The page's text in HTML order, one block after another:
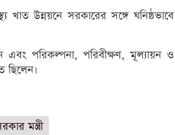
খাত উন্নয়নে সরকারের সঙ্গে ঘনিষ্ঠভাবে
এবং পরিকল্পনা, পরিবীক্ষণ, মূল্যায়ন ও
ছিলেন।
মন্ত্রী